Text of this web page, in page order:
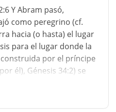
Y Abram pasó,
como peregrino (cf.
hacia (o hasta) el lugar
para el lugar donde la
por el príncipe
él), Génesis 34:2) se
Ebal y Gerizim, en
más hermoso, quizás
Palestina Central"